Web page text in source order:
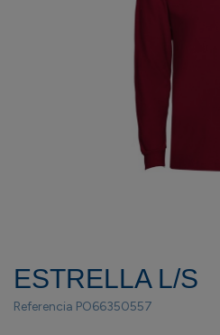
ESTRELLA L/S
Referencia PO66350557